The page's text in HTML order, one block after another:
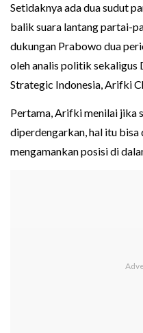
Setidaknya ada dua sudut
balik suara lantang partai-
dukungan Prabowo dua
oleh analis politik
Strategic Indonesia, Arifki
Pertama, Arifki menilai jika
diperdengarkan, hal itu
mengamankan posisi di